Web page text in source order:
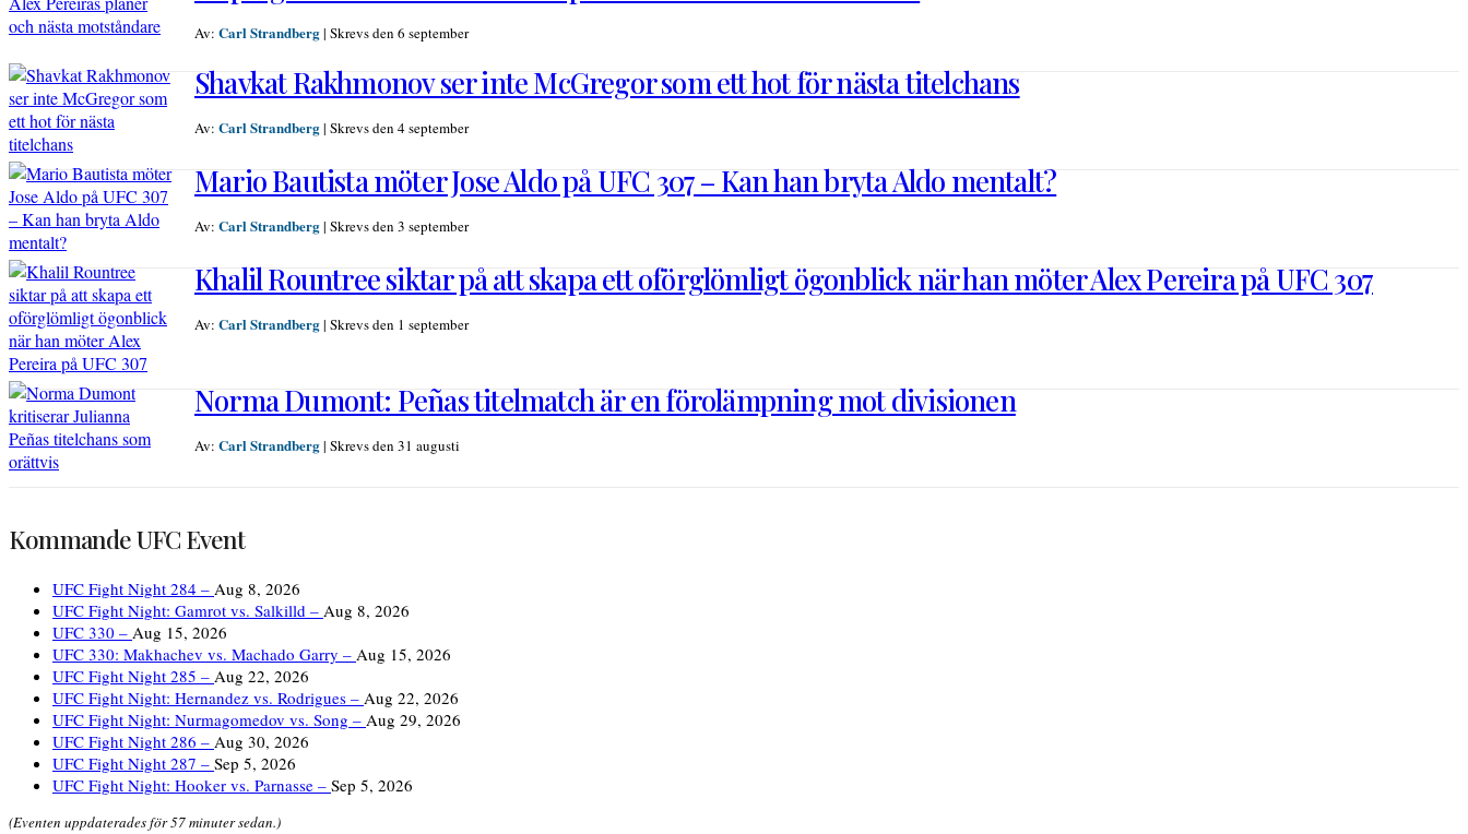
Av: Carl Strandberg| Skrevs den 6 september
Shavkat Rakhmonov ser inte McGregor som ett hot för nästa titelchans
Av: Carl Strandberg| Skrevs den 4 september
Mario Bautista möter Jose Aldo på UFC 307 – Kan han bryta Aldo mentalt?
Av: Carl Strandberg| Skrevs den 3 september
Khalil Rountree siktar på att skapa ett oförglömligt ögonblick när han möter Alex Pereira på UFC 307
Av: Carl Strandberg| Skrevs den 1 september
Norma Dumont: Peñas titelmatch är en förolämpning mot divisionen
Av: Carl Strandberg| Skrevs den 31 augusti
Kommande UFC Event
UFC Fight Night 284 – Aug 8, 2026
UFC Fight Night: Gamrot vs. Salkilld – Aug 8, 2026
UFC 330 – Aug 15, 2026
UFC 330: Makhachev vs. Machado Garry – Aug 15, 2026
UFC Fight Night 285 – Aug 22, 2026
UFC Fight Night: Hernandez vs. Rodrigues – Aug 22, 2026
UFC Fight Night: Nurmagomedov vs. Song – Aug 29, 2026
UFC Fight Night 286 – Aug 30, 2026
UFC Fight Night 287 – Sep 5, 2026
UFC Fight Night: Hooker vs. Parnasse – Sep 5, 2026
(Eventen uppdaterades för 57 minuter sedan.)